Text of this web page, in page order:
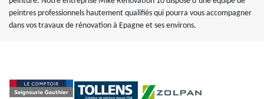
peintres professionnels hautement qualifiés qui pourra vous accompagner
dans vos travaux de rénovation à Epagne et ses environs.